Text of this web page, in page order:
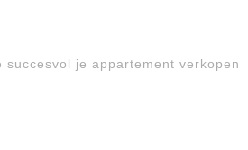
je appartement verkopen